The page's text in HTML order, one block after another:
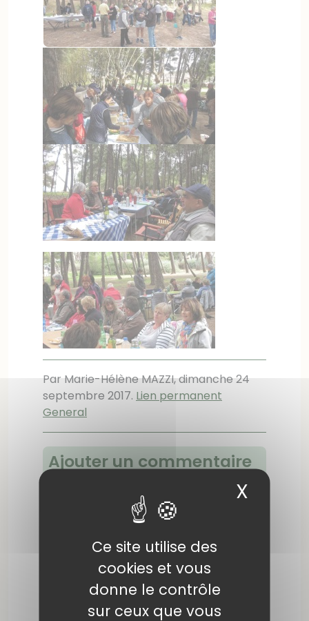
Ce site utilise des
cookies et vous
donne le contrôle
sur ceux que vous
X
Par Marie-Hélène MAZZI,dimanche 24
septembre 2017. Lien permanent
General
Ajouter un commentaire
Adresse email*: